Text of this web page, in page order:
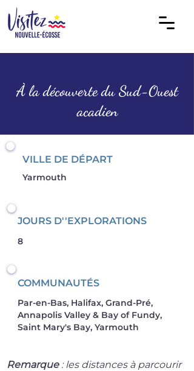
À la découverte du Sud-Ouest
acadien
VILLE DE DÉPART
Yarmouth
JOURS D''EXPLORATIONS
8
COMMUNAUTÉS
Par-en-Bas, Halifax, Grand-Pré,
Annapolis Valley & Bay of Fundy,
Saint Mary's Bay, Yarmouth
Remarque : les distances à parcourir